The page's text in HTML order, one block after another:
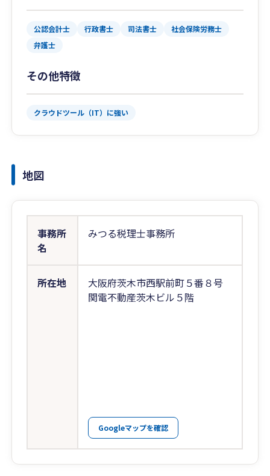
公認会計士 行政書士 司法書士
社会保険労務士
弁護士
その他特徴
クラウドツール（IT）に強い
地図
事務所
名
みつる税理士事務所
所在地
大阪府茨木市西駅前町５番８号
関電不動産茨木ビル５階
Googleマップを確認